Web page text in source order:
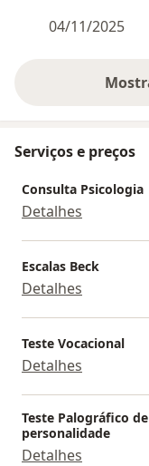
04/11/2025
Serviços e preços
Consulta Psicologia
Detalhes
Escalas Beck
Detalhes
Teste Vocacional
Detalhes
Teste Palográfico de
personalidade
Detalhes